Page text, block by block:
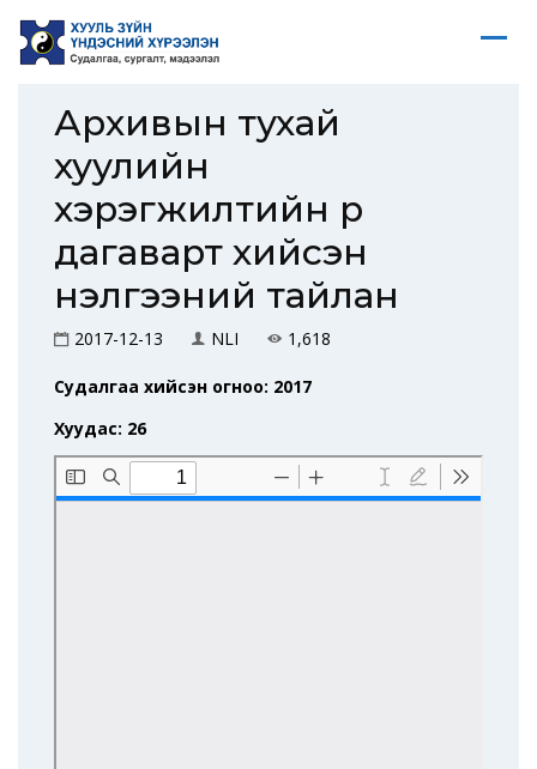
Архивын тухай
хуулийн
хэрэгжилтийн үр
дагаварт хийсэн
үнэлгээний тайлан
2017-12-13 NLI 1,618
Судалгаа хийсэн огноо: 2017
Хуудас: 26